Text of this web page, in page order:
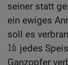
seiner statt
ein ewiges
soll es
16 jedes
Ganzopfer